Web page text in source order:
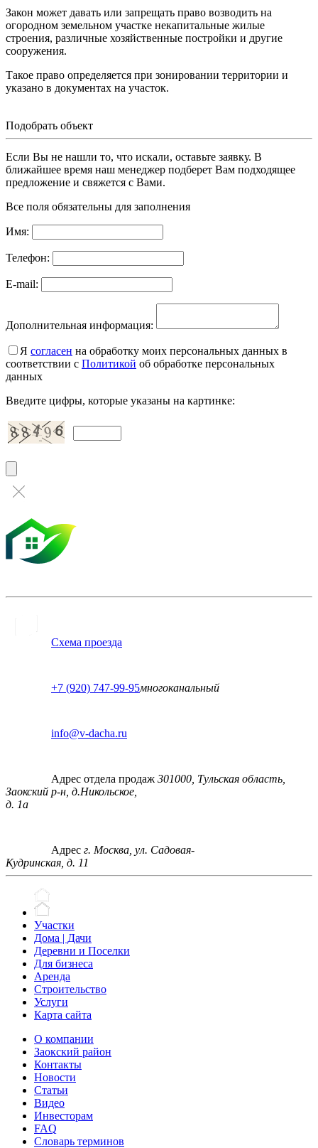
Закон может давать или запрещать право возводить на
огородном земельном участке некапитальные жилые
строения, различные хозяйственные постройки и другие
сооружения.
Такое право определяется при зонировании территории и
указано в документах на участок.
Подобрать объект
Если Вы не нашли то, что искали, оставьте заявку. В
ближайшее время наш менеджер подберет Вам подходящее
предложение и свяжется с Вами.
Все поля обязательны для заполнения
Имя:
Телефон:
E-mail:
Дополнительная информация:
Я согласен на обработку моих персональных данных в
соответствии с Политикой об обработке персональных
данных
Введите цифры, которые указаны на картинке:
Схема проезда
+7 (920) 747-99-95многоканальный
info@v-dacha.ru
Адрес отдела продаж 301000, Тульская область,
Заокский р-н, д.Никольское,
д. 1а
Адрес г. Москва, ул. Садовая-
Кудринская, д. 11
Участки
Дома | Дачи
Деревни и Поселки
Для бизнеса
Аренда
Строительство
Услуги
Карта сайта
О компании
Заокский район
Контакты
Новости
Статьи
Видео
Инвесторам
FAQ
Словарь терминов